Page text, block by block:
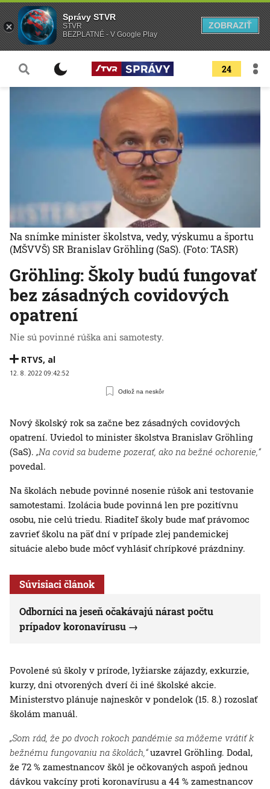
24
Gröhling: Školy budú fungovať
bez zásadných covidových
opatrení
Nie sú povinné rúška ani samotesty.
RTVS, al
12. 8. 2022 09:42:52
Odlož na neskôr
Na snímke minister školstva, vedy, výskumu a športu
(MŠVVŠ) SR Branislav Gröhling (SaS). (Foto: TASR)
Nový školský rok sa začne bez zásadných covidových
opatrení. Uviedol to minister školstva Branislav Gröhling
(SaS). „Na covid sa budeme pozerať, ako na bežné ochorenie,“
povedal.
Na školách nebude povinné nosenie rúšok ani testovanie
samotestami. Izolácia bude povinná len pre pozitívnu
osobu, nie celú triedu. Riaditeľ školy bude mať právomoc
zavrieť školu na päť dní v prípade zlej pandemickej
situácie alebo bude môcť vyhlásiť chrípkové prázdniny.
Súvisiaci článok
Odborníci na jeseň očakávajú nárast počtu
prípadov koronavírusu
Povolené sú školy v prírode, lyžiarske zájazdy, exkurzie,
kurzy, dni otvorených dverí či iné školské akcie.
Ministerstvo plánuje najneskôr v pondelok (15. 8.) rozoslať
školám manuál.
„Som rád, že po dvoch rokoch pandémie sa môžeme vrátiť k
bežnému fungovaniu na školách,“uzavrel Gröhling. Dodal,
že 72 % zamestnancov škôl je očkovaných aspoň jednou
dávkou vakcíny proti koronavírusu a 44 % zamestnancov
Správy STVR
STVR
BEZPLATNÉ - V Google Play
ZOBRAZIŤ